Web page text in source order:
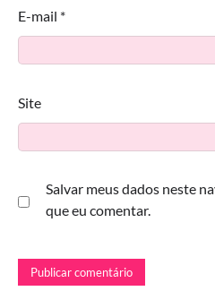
E-mail *
Site
Salvar meus dados neste
que eu comentar.